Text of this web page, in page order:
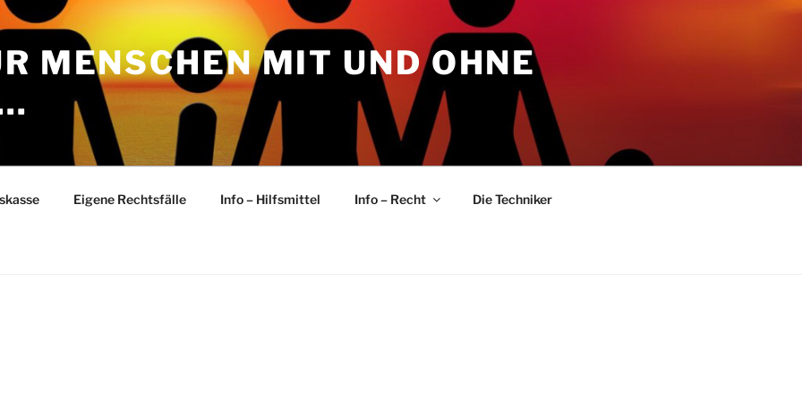
MENSCHEN MIT UND OHNE
Eigene Rechtsfälle Info – Hilfsmittel Info – Recht Die Techniker